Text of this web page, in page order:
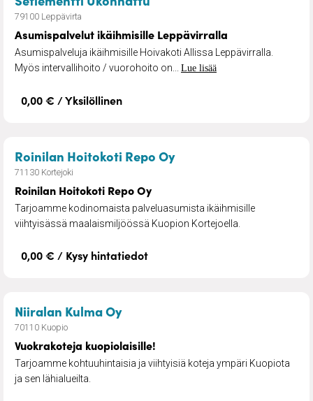
79100 Leppävirta
Asumispalvelut ikäihmisille Leppävirralla
Asumispalveluja ikäihmisille Hoivakoti Allissa Leppävirralla.
Myös intervallihoito / vuorohoito on... Lue lisää
0,00 € / Yksilöllinen
Roinilan Hoitokoti Repo Oy– Roinilan Hoitokoti
71130 Kortejoki
Roinilan Hoitokoti Repo Oy
Tarjoamme kodinomaista palveluasumista ikäihmisille
viihtyisässä maalaismiljöössä Kuopion Kortejoella.
0,00 € / Kysy hintatiedot
Niiralan Kulma Oy– Vuokrakoteja kuopiolaisille!
70110 Kuopio
Vuokrakoteja kuopiolaisille!
Tarjoamme kohtuuhintaisia ja viihtyisiä koteja ympäri Kuopiota
ja sen lähialueilta.